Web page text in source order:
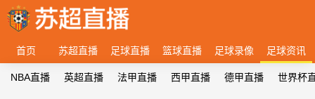
首页 苏超直播 足球直播 篮球直播 足球录像 足球资讯
NBA直播 英超直播 法甲直播 西甲直播 德甲直播 世界杯